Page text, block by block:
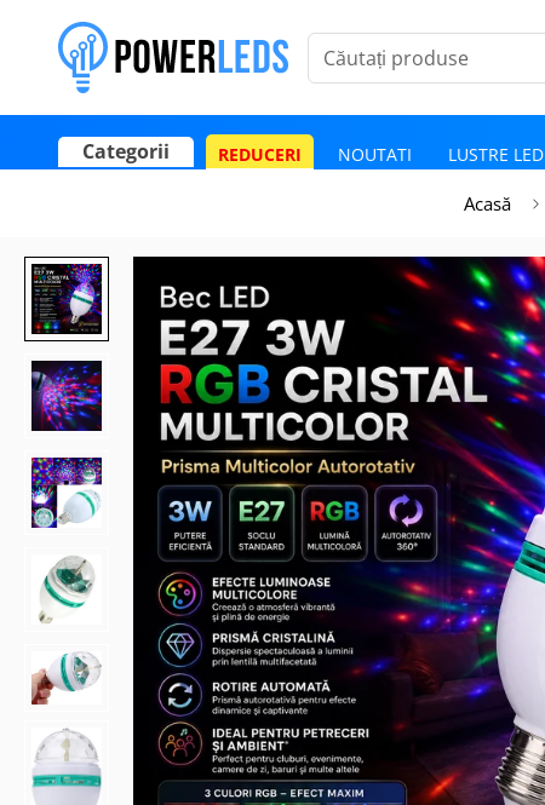
Căutați produse
Categorii REDUCERI NOUTATI LUSTRE LED
Acasă
Poate mai târziu Activează notificările